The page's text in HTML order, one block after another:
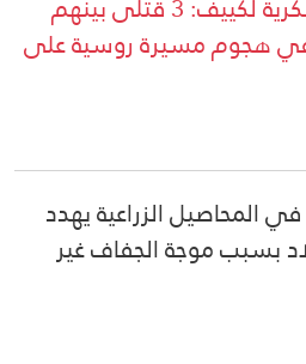
في هجوم مسيرة روسية على
في المحاصيل الزراعية يهدد
بسبب موجة الجفاف غير